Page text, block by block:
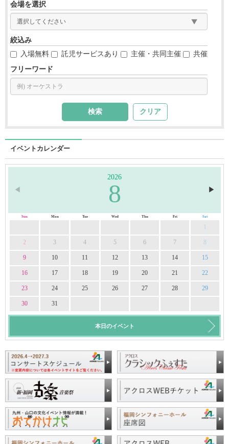
会場を選択
絞込み
入場無料
託児サービスあり 主催・共同主催 共催
フリーワード
クリア
イベントカレンダー
◀︎
2026
8 ▶︎
Sun Mon Tue Wed Thu Fri Sat
1
2 3 4 5 6 7 8
9 10 11 12 13 14 15
16 17 18 19 20 21 22
23 24 25 26 27 28 29
30 31
本日のイベント